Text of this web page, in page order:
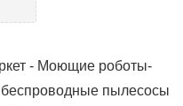
- Моющие роботы-
пылесосы